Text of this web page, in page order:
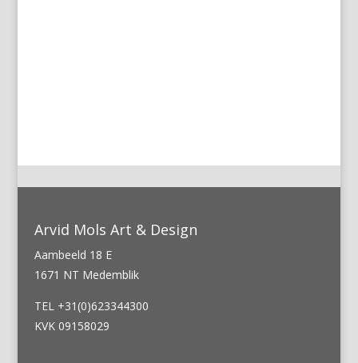
Arvid Mols Art & Design
Aambeeld 18 E
1671 NT Medemblik
TEL +31(0)623344300
KVK 09158029